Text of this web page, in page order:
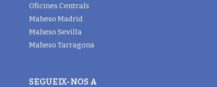
Oficines Centrals
Maheso Madrid
Maheso Sevilla
Maheso Tarragona
SEGUEIX-NOS A